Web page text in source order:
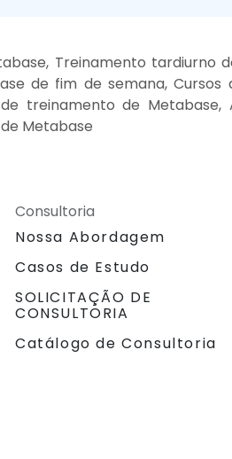
Treinamento tardiurno
de fim de semana,
treinamento de
Metabase
Consultoria
Nossa Abordagem
Casos de Estudo
SOLICITAÇÃO DE
CONSULTORIA
Catálogo de Consultoria